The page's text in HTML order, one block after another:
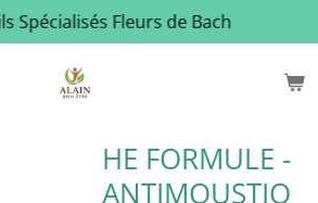
Spécialisés Fleurs de Bach
HE FORMULE -
ANTIMOUSTIQ